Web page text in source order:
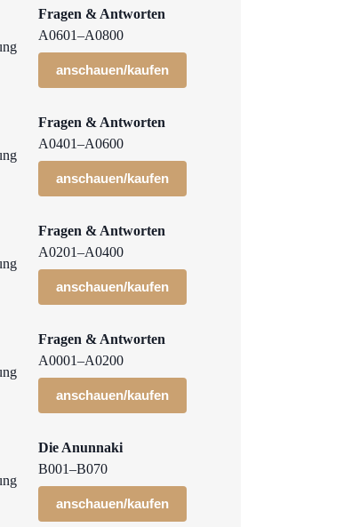
Fragen & Antworten
A0601–A0800
anschauen/kaufen
Fragen & Antworten
A0401–A0600
anschauen/kaufen
Fragen & Antworten
A0201–A0400
anschauen/kaufen
Fragen & Antworten
A0001–A0200
anschauen/kaufen
Die Anunnaki
B001–B070
anschauen/kaufen